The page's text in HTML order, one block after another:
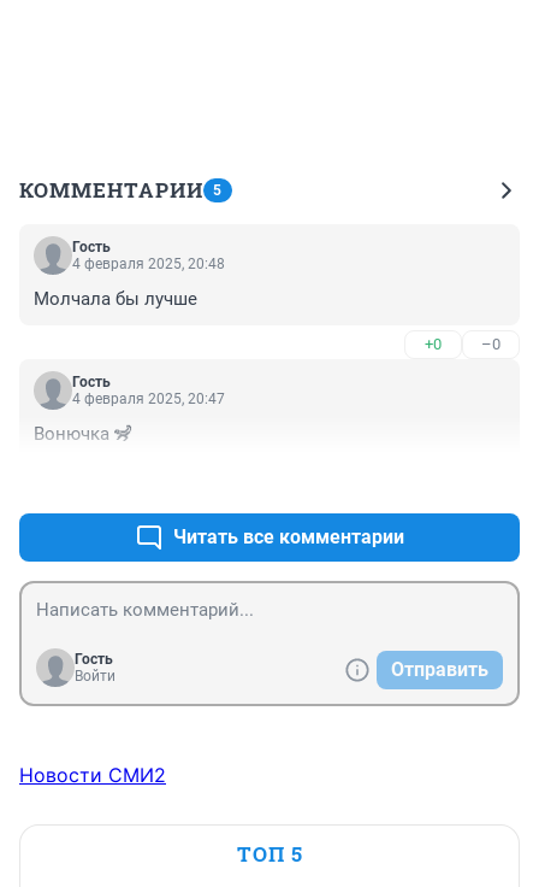
КОММЕНТАРИИ 5
Гость
4 февраля 2025, 20:48
Молчала бы лучше
+0 –0
Гость
4 февраля 2025, 20:47
Вонючка 🦨
Читать все комментарии
Гость
Войти
Отправить
Новости СМИ2
ТОП 5